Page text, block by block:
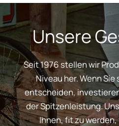
Unsere
Seit 1976 stellen wir
Niveau her. Wenn
entscheiden,
der Spitzenleistung.
Ihnen, fit zu